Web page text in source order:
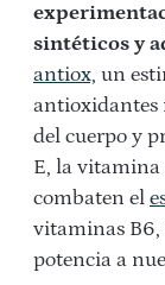
sintéticos y
antiox, un
antioxidantes
del cuerpo y
E, la vitamina
combaten el
vitaminas B6,
potencia a